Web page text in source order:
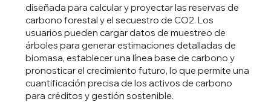
diseñada para calcular y proyectar las reservas de
carbono forestal y el secuestro de CO2. Los
usuarios pueden cargar datos de muestreo de
árboles para generar estimaciones detalladas de
biomasa, establecer una línea base de carbono y
pronosticar el crecimiento futuro, lo que permite una
cuantificación precisa de los activos de carbono
para créditos y gestión sostenible.